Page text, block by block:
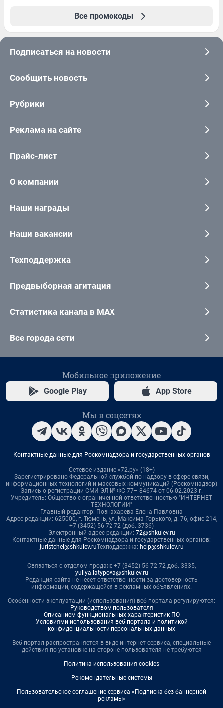
Все промокоды
Подписаться на новости
Сообщить новость
Рубрики
Реклама на сайте
Прайс-лист
О компании
Наши награды
Наши вакансии
Техподдержка
Предвыборная агитация
Статистика канала в MAX
Все города сети
Мобильное приложение
Google Play App Store
Мы в соцсетях
Контактные данные для Роскомнадзора и государственных органов
Сетевое издание «72.ру» (18+)
Зарегистрировано Федеральной службой по надзору в сфере связи,
информационных технологий и массовых коммуникаций (Роскомнадзор)
Запись о регистрации СМИ ЭЛ № ФС 77– 84674 от 06.02.2023 г.
Учредитель: Общество с ограниченной ответственностью "ИНТЕРНЕТ
ТЕХНОЛОГИИ"
Главный редактор: Познахарева Елена Павловна
Адрес редакции: 625000, г. Тюмень, ул. Максима Горького, д. 76, офис 214,
+7 (3452) 56-72-72 (доб. 3736)
Электронный адрес редакции: 72@shkulev.ru
Контактные данные для Роскомнадзора и государственных органов:
juristchel@shkulev.ruТехподдержка: help@shkulev.ru
Связаться с отделом продаж: +7 (3452) 56-72-72 доб. 3335,
yuliya.latypova@shkulev.ru
Редакция сайта не несет ответственности за достоверность
информации, содержащейся в рекламных объявлениях.
Особенности эксплуатации (использования) веб-портала регулируются:
Руководством пользователя
Описанием функциональных характеристик ПО
Условиями использования веб-портала и политикой
конфиденциальности персональных данных
Веб-портал распространяется в виде интернет-сервиса, специальные
действия по установке на стороне пользователя не требуются
Политика использования cookies
Рекомендательные системы
Пользовательское соглашение сервиса «Подписка без баннерной
рекламы»